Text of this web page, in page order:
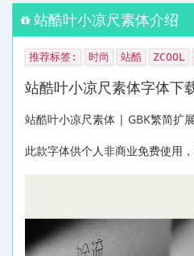
站酷叶小凉尺素体介绍
推荐标签: 时尚 站酷 ZCOOL
站酷叶小凉尺素体字体下
站酷叶小凉尺素体 | GBK繁简
此款字体供个人非商业免费使用